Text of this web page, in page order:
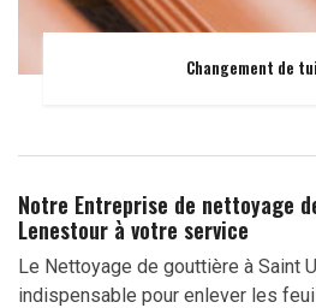
Changement de
Notre Entreprise de nettoyage
Lenestour à votre service
Le Nettoyage de gouttière à Saint
indispensable pour enlever les